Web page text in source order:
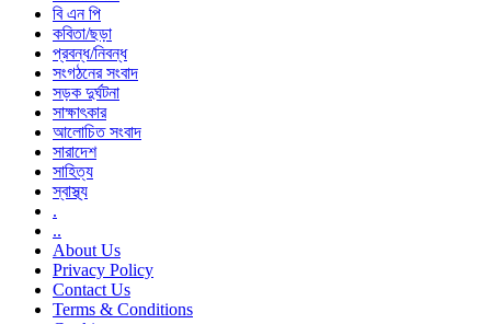
বি এন পি
কবিতা/ছড়া
প্রবন্ধ/নিবন্ধ
সংগঠনের সংবাদ
সড়ক দুর্ঘটনা
সাক্ষাৎকার
আলোচিত সংবাদ
সারাদেশ
সাহিত্য
স্বাস্থ্য
.
..
About Us
Privacy Policy
Contact Us
Terms & Conditions